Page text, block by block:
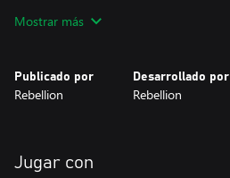
con vida!
Mostrar más
Publicado por
Rebellion
Desarrollado por
Rebellion
Jugar con